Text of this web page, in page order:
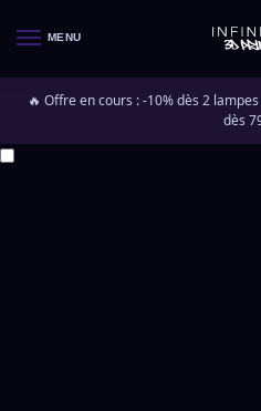
MENU
🔥 Offre en cours : -10% dès 2
dès